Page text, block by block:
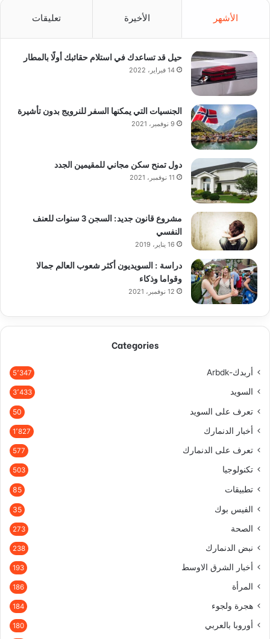
الأشهر الأخيرة تعليقات
حيل قد تساعدك في استلام حقائبك أولًا بالمطار
14 فبراير، 2022
الجنسيات التي يمكنها السفر للنرويج بدون تأشيرة
9 نوفمبر، 2021
دول تمنح سكن مجاني للمقيمين الجدد
11 نوفمبر، 2021
مشروع قانون جديد: السجن 3 سنوات للعنف
النفسي
16 يناير، 2019
دراسة : السويديون أكثر شعوب العالم جمالا
وقواما وذكاء
12 نوفمبر، 2021
Categories
أربدك-Arbdk 5٬347
السويد 3٬433
تعرف على السويد 50
أخبار الدنمارك 1٬827
تعرف على الدنمارك 577
تكنولوجيا 503
تطبيقات 85
الفيس بوك 35
الصحة 273
نبض الدنمارك 238
أخبار الشرق الاوسط 193
المرأة 186
هجرة ولجوء 184
أوروبا بالعربي 180